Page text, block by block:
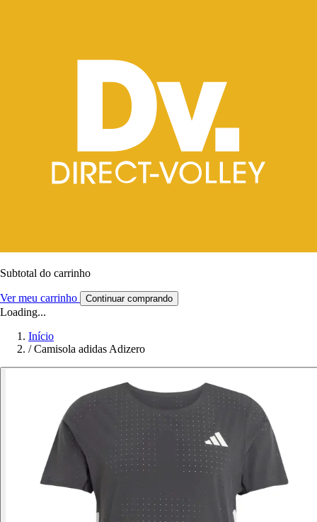
Subtotal do carrinho
Ver meu carrinho Continuar comprando
Loading...
Início
/ Camisola adidas Adizero